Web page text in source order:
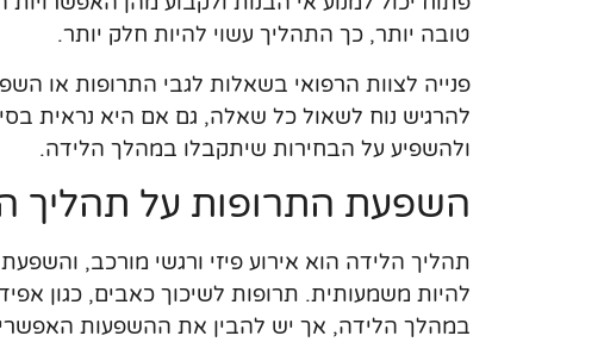
טובה יותר, כך התהליך עשוי להיות חלק יותר.
פנייה לצוות הרפואי בשאלות לגבי התרופות או
להרגיש נוח לשאול כל שאלה, גם אם היא נראית
ולהשפיע על הבחירות שיתקבלו במהלך הלידה.
השפעת התרופות על תהליך
תהליך הלידה הוא אירוע פיזי ורגשי מורכב,
להיות משמעותית. תרופות לשיכוך כאבים, כגון
במהלך הלידה, אך יש להבין את ההשפעות